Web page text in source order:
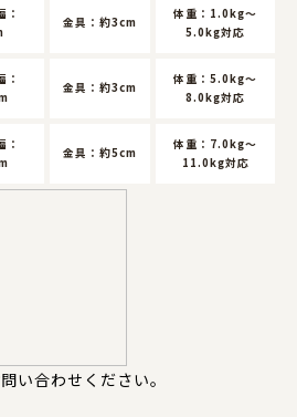
：
金具：約3cm
体重：1.0kg～
5.0kg対応
：
金具：約3cm
体重：5.0kg～
8.0kg対応
：
金具：約5cm
体重：7.0kg～
11.0kg対応
い合わせください。